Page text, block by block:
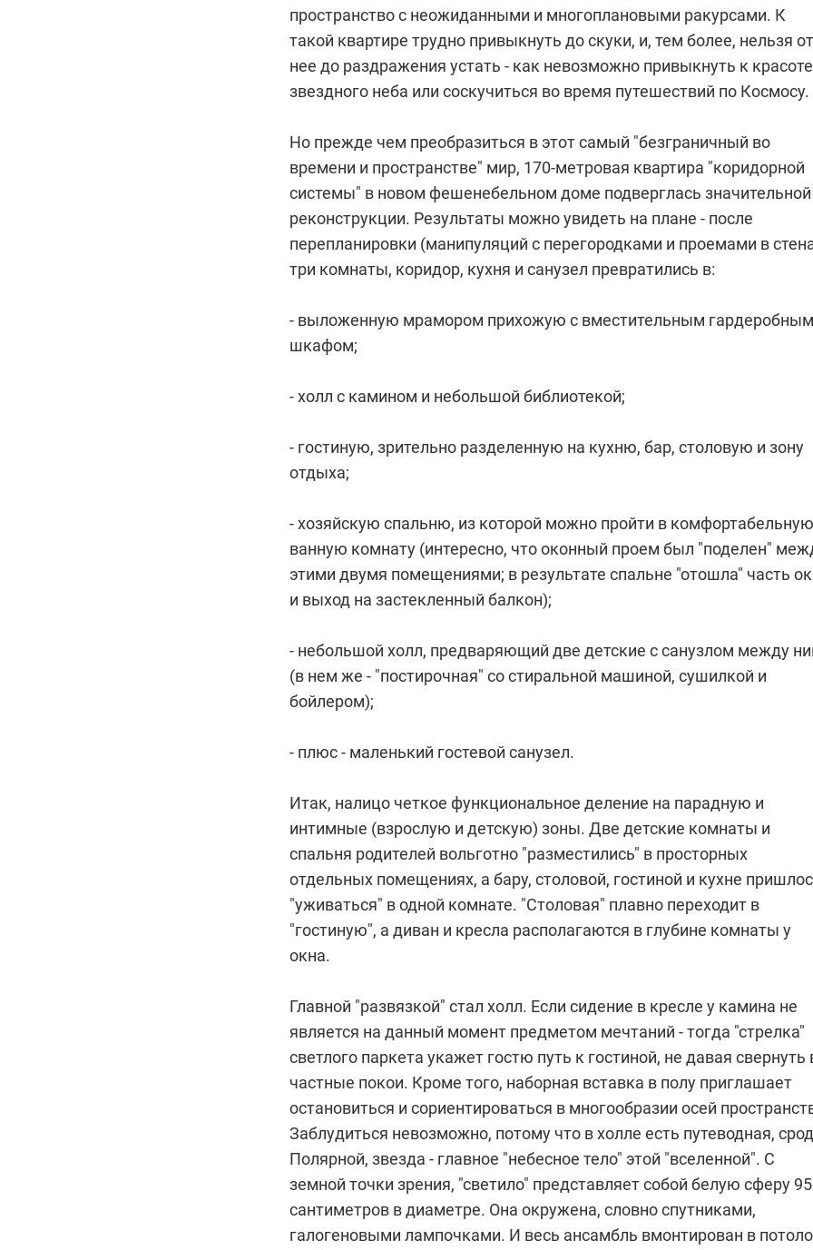
пространство с неожиданными и многоплановыми ракурсами. К
такой квартире трудно привыкнуть до скуки, и, тем более, нельзя от
нее до раздражения устать - как невозможно привыкнуть к красоте
звездного неба или соскучиться во время путешествий по Космосу.
Но прежде чем преобразиться в этот самый "безграничный во
времени и пространстве" мир, 170-метровая квартира "коридорной
системы" в новом фешенебельном доме подверглась значительной
реконструкции. Результаты можно увидеть на плане - после
перепланировки (манипуляций с перегородками и проемами в
три комнаты, коридор, кухня и санузел превратились в:
- выложенную мрамором прихожую с вместительным гардеробным
шкафом;
- холл с камином и небольшой библиотекой;
- гостиную, зрительно разделенную на кухню, бар, столовую и зону
отдыха;
- хозяйскую спальню, из которой можно пройти в комфортабельную
ванную комнату (интересно, что оконный проем был "поделен"
этими двумя помещениями; в результате спальне "отошла" часть
и выход на застекленный балкон);
- небольшой холл, предваряющий две детские с санузлом между
(в нем же - "постирочная" со стиральной машиной, сушилкой и
бойлером);
- плюс - маленький гостевой санузел.
Итак, налицо четкое функциональное деление на парадную и
интимные (взрослую и детскую) зоны. Две детские комнаты и
спальня родителей вольготно "разместились" в просторных
отдельных помещениях, а бару, столовой, гостиной и кухне
"уживаться" в одной комнате. "Столовая" плавно переходит в
"гостиную", а диван и кресла располагаются в глубине комнаты у
окна.
Главной "развязкой" стал холл. Если сидение в кресле у камина не
является на данный момент предметом мечтаний - тогда "стрелка"
светлого паркета укажет гостю путь к гостиной, не давая свернуть
частные покои. Кроме того, наборная вставка в полу приглашает
остановиться и сориентироваться в многообразии осей
Заблудиться невозможно, потому что в холле есть путеводная,
Полярной, звезда - главное "небесное тело" этой "вселенной". С
земной точки зрения, "светило" представляет собой белую сферу 95
сантиметров в диаметре. Она окружена, словно спутниками,
галогеновыми лампочками. И весь ансамбль вмонтирован в